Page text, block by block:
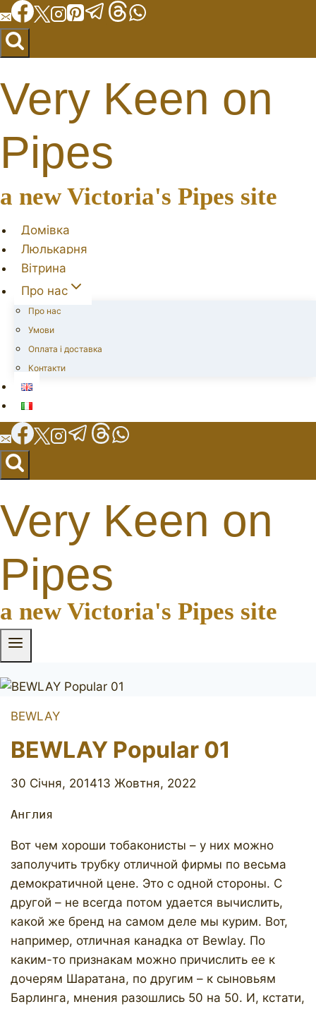
Перейти
до
вмісту
Very Keen on
Pipes
a new Victoria's Pipes site
Домівка
Люлькарня
Вітрина
Про нас
Про нас
Умови
Оплата і доставка
Контакти
Very Keen on
Pipes
a new Victoria's Pipes site
BEWLAY
BEWLAY Popular 01
30 Січня, 201413 Жовтня, 2022
Англия
Вот чем хороши тобаконисты – у них можно
заполучить трубку отличной фирмы по весьма
демократичной цене. Это с одной стороны. С
другой – не всегда потом удается вычислить,
какой же бренд на самом деле мы курим. Вот,
например, отличная канадка от Bewlay. По
каким-то признакам можно причислить ее к
дочерям Шаратана, по другим – к сыновьям
Барлинга, мнения разошлись 50 на 50. И, кстати,